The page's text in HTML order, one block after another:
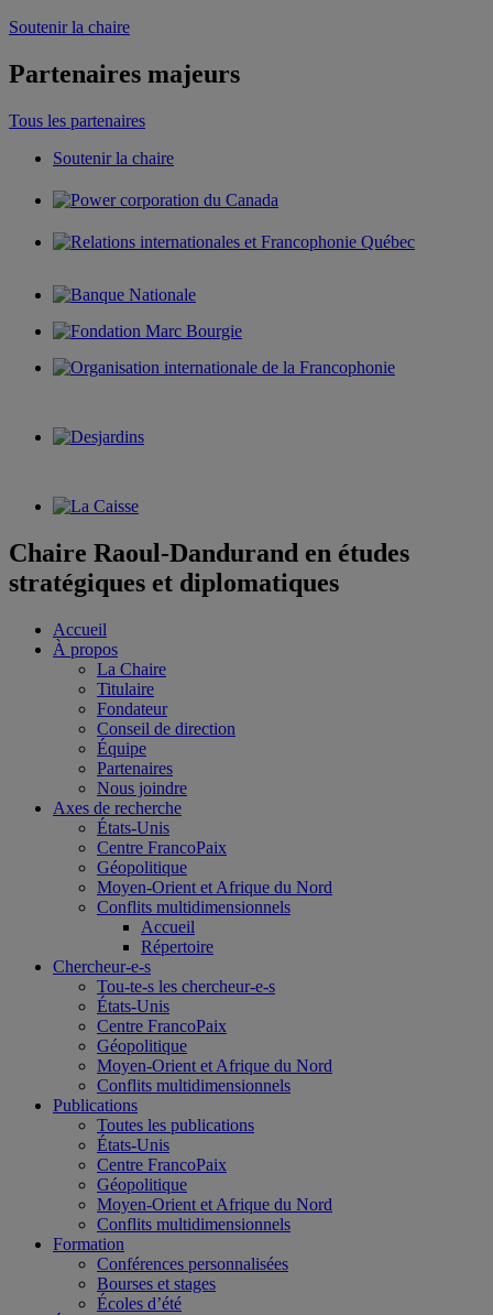
Soutenir la chaire
Partenaires majeurs
Tous les partenaires
Soutenir la chaire
Chaire Raoul-Dandurand en études
stratégiques et diplomatiques
Accueil
À propos
La Chaire
Titulaire
Fondateur
Conseil de direction
Équipe
Partenaires
Nous joindre
Axes de recherche
États-Unis
Centre FrancoPaix
Géopolitique
Moyen-Orient et Afrique du Nord
Conflits multidimensionnels
Accueil
Répertoire
Chercheur-e-s
Tou-te-s les chercheur-e-s
États-Unis
Centre FrancoPaix
Géopolitique
Moyen-Orient et Afrique du Nord
Conflits multidimensionnels
Publications
Toutes les publications
États-Unis
Centre FrancoPaix
Géopolitique
Moyen-Orient et Afrique du Nord
Conflits multidimensionnels
Formation
Conférences personnalisées
Bourses et stages
Écoles d’été